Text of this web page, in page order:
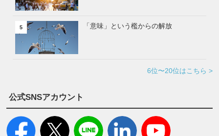
5 「意味」という檻からの解放
6位〜20位はこちら >
公式SNSアカウント